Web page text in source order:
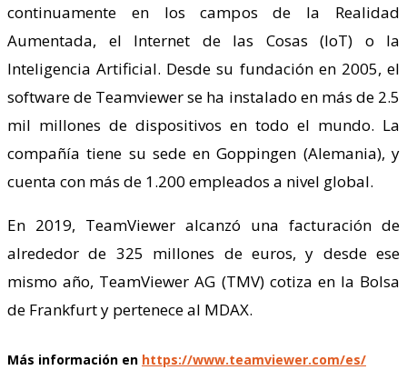
continuamente en los campos de la Realidad
Aumentada, el Internet de las Cosas (IoT) o la
Inteligencia Artificial. Desde su fundación en 2005, el
software de Teamviewer se ha instalado en más de 2.5
mil millones de dispositivos en todo el mundo. La
compañía tiene su sede en Goppingen (Alemania), y
cuenta con más de 1.200 empleados a nivel global.
En 2019, TeamViewer alcanzó una facturación de
alrededor de 325 millones de euros, y desde ese
mismo año, TeamViewer AG (TMV) cotiza en la Bolsa
de Frankfurt y pertenece al MDAX.
Más información en https://www.teamviewer.com/es/